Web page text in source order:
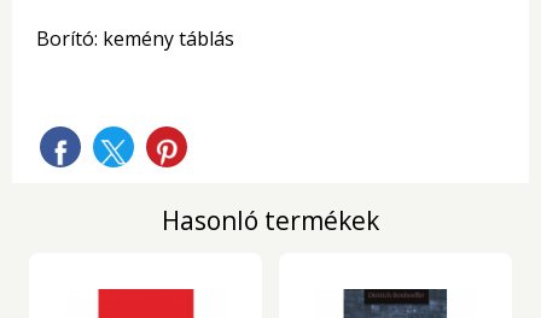
Borító: kemény táblás
Hasonló termékek